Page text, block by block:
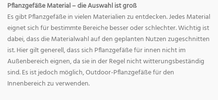
Pflanzgefäße Material – die Auswahl ist groß
Es gibt Pflanzgefäße in vielen Materialien zu entdecken. Jedes Material
eignet sich für bestimmte Bereiche besser oder schlechter. Wichtig ist
dabei, dass die Materialwahl auf den geplanten Nutzen zugeschnitten
ist. Hier gilt generell, dass sich Pflanzgefäße für innen nicht im
Außenbereich eignen, da sie in der Regel nicht witterungsbeständig
sind. Es ist jedoch möglich, Outdoor-Pflanzgefäße für den
Innenbereich zu verwenden.